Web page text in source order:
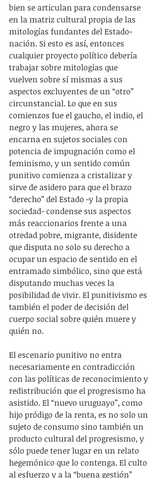
bien se articulan para condensarse
en la matriz cultural propia de las
mitologías fundantes del Estado-
nación. Si esto es así, entonces
cualquier proyecto político debería
trabajar sobre mitologías que
vuelven sobre sí mismas a sus
aspectos excluyentes de un “otro”
circunstancial. Lo que en sus
comienzos fue el gaucho, el indio, el
negro y las mujeres, ahora se
encarna en sujetos sociales con
potencia de impugnación como el
feminismo, y un sentido común
punitivo comienza a cristalizar y
sirve de asidero para que el brazo
“derecho” del Estado -y la propia
sociedad- condense sus aspectos
más reaccionarios frente a una
otredad pobre, migrante, disidente
que disputa no solo su derecho a
ocupar un espacio de sentido en el
entramado simbólico, sino que está
disputando muchas veces la
posibilidad de vivir. El punitivismo es
también el poder de decisión del
cuerpo social sobre quién muere y
quién no.
El escenario punitivo no entra
necesariamente en contradicción
con las políticas de reconocimiento y
redistribución que el progresismo ha
asistido. El “nuevo uruguayo”, como
hijo pródigo de la renta, es no solo un
sujeto de consumo sino también un
producto cultural del progresismo, y
sólo puede tener lugar en un relato
hegemónico que lo contenga. El culto
al esfuerzo y a la “buena gestión”